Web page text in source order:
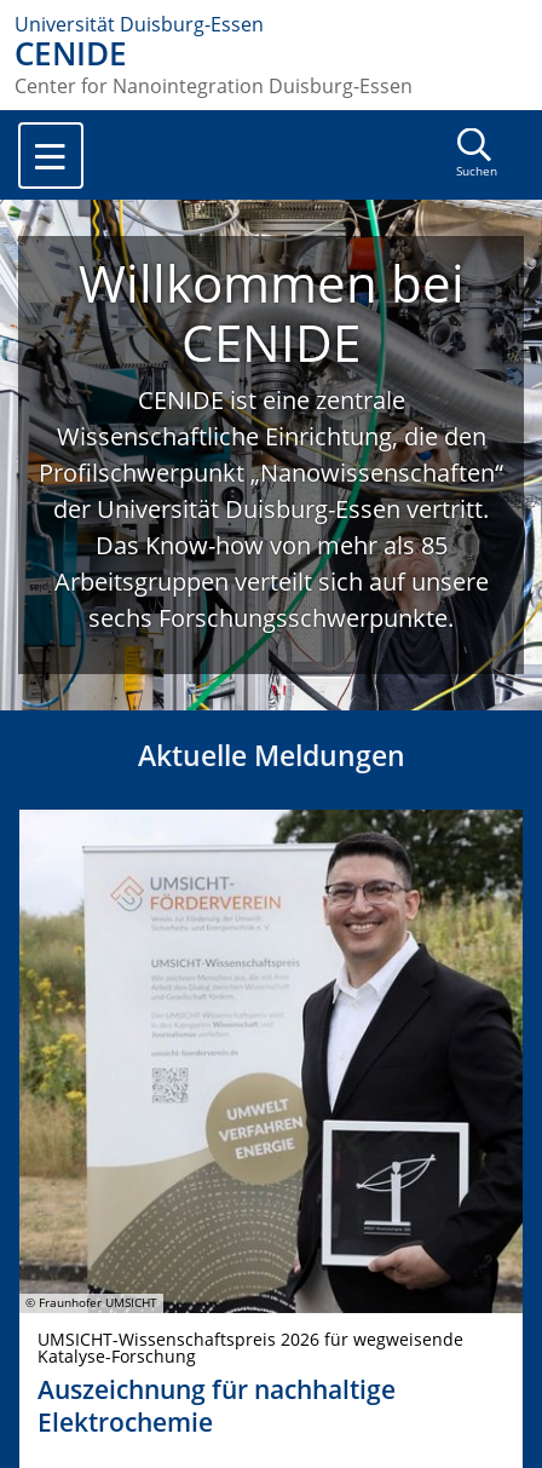
Universität Duisburg-Essen
CENIDE
Center for Nanointegration Duisburg-Essen
Suchen
Willkommen bei
CENIDE
CENIDE ist eine zentrale
Wissenschaftliche Einrichtung, die den
Profilschwerpunkt „Nanowissenschaften“
der Universität Duisburg-Essen vertritt.
Das Know-how von mehr als 85
Arbeitsgruppen verteilt sich auf unsere
sechs Forschungsschwerpunkte.
Aktuelle Meldungen
© Fraunhofer UMSICHT
UMSICHT-Wissenschaftspreis 2026 für wegweisende
Katalyse-Forschung
Auszeichnung für nachhaltige
Elektrochemie